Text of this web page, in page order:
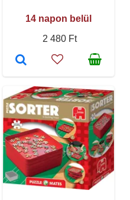
14 napon belül
2 480 Ft